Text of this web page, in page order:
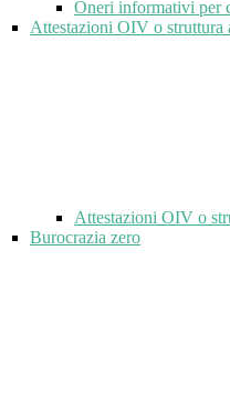
Oneri informativi per
Attestazioni OIV o struttura
Attestazioni OIV o
Burocrazia zero